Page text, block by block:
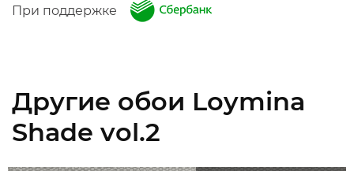
При поддержке
Другие обои Loymina
Shade vol.2